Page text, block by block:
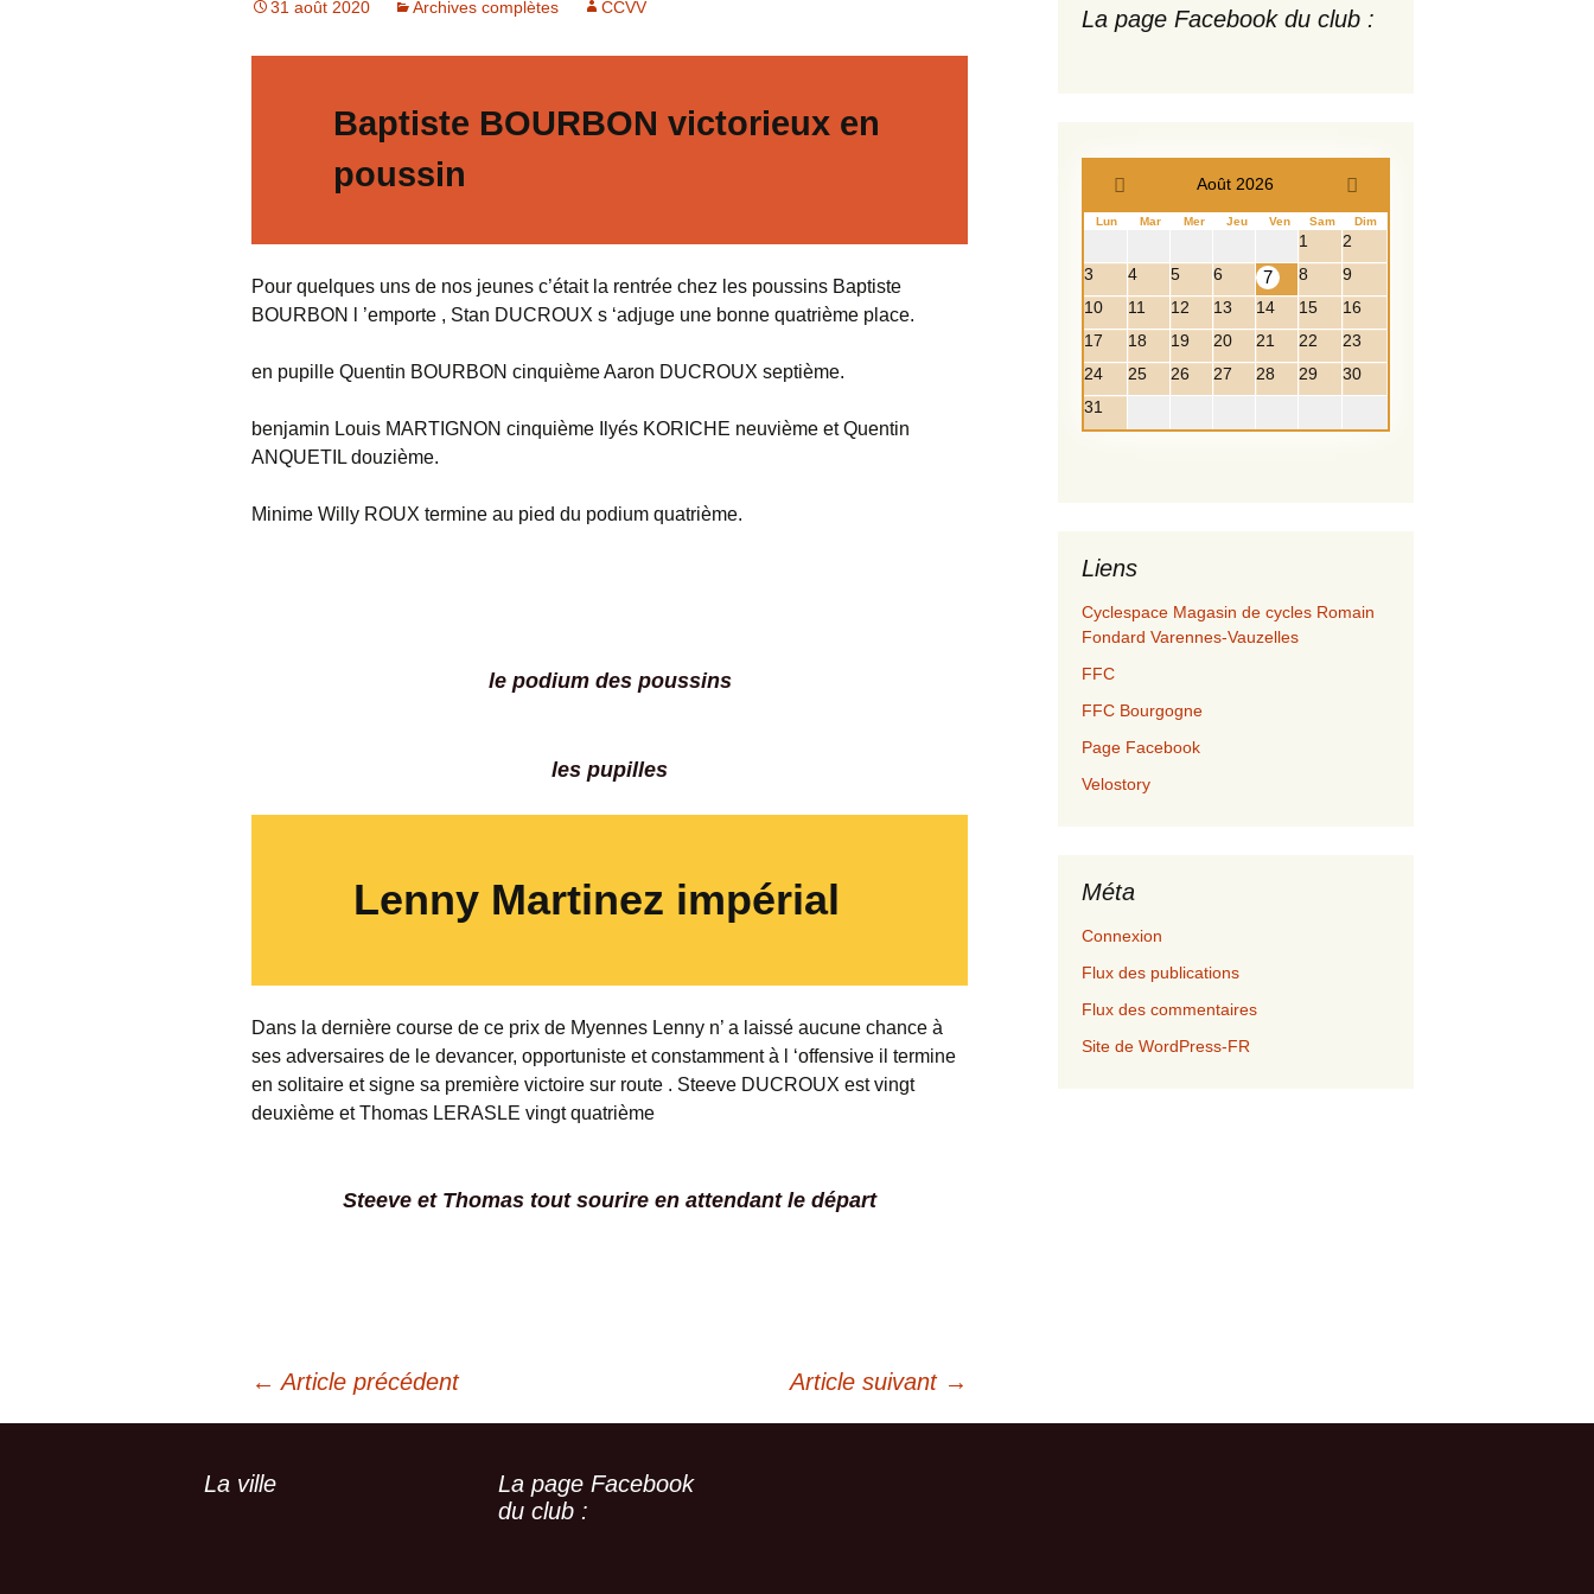
2014
2016
Livre d’or
31 août 2020 Archives complètes CCVV
Baptiste BOURBON victorieux en
poussin
Pour quelques uns de nos jeunes c’était la rentrée chez les poussins Baptiste
BOURBON l ’emporte , Stan DUCROUX s ‘adjuge une bonne quatrième place.
en pupille Quentin BOURBON cinquième Aaron DUCROUX septième.
benjamin Louis MARTIGNON cinquième Ilyés KORICHE neuvième et Quentin
ANQUETIL douzième.
Minime Willy ROUX termine au pied du podium quatrième.
le podium des poussins
les pupilles
Lenny Martinez impérial
Dans la dernière course de ce prix de Myennes Lenny n’ a laissé aucune chance à
ses adversaires de le devancer, opportuniste et constamment à l ‘offensive il termine
en solitaire et signe sa première victoire sur route . Steeve DUCROUX est vingt
deuxième et Thomas LERASLE vingt quatrième
Steeve et Thomas tout sourire en attendant le départ
← Article précédent Article suivant →
La page Facebook du club :
Août 2026
Lun Mar Mer Jeu Ven Sam Dim
1
2
3
4 5 6 7 8
9
10
11 12 13 14 15
16
17
18 19 20 21 22
23
24
25 26 27 28 29
30
31
Liens
Cyclespace Magasin de cycles Romain
Fondard Varennes-Vauzelles
FFC
FFC Bourgogne
Page Facebook
Velostory
Méta
Connexion
Flux des publications
Flux des commentaires
Site de WordPress-FR
La ville
La page Facebook
du club :